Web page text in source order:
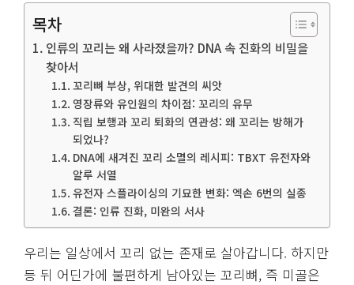
목차
인류의 꼬리는 왜 사라졌을까? DNA 속 진화의 비밀을
찾아서
꼬리뼈 부상, 위대한 발견의 씨앗
영장류와 유인원의 차이점: 꼬리의 유무
직립 보행과 꼬리 퇴화의 연관성: 왜 꼬리는 방해가
되었나?
DNA에 새겨진 꼬리 소멸의 레시피: TBXT 유전자와
알루 서열
유전자 스플라이싱의 기묘한 변화: 엑손 6번의 실종
결론: 인류 진화, 미완의 서사
우리는 일상에서 꼬리 없는 존재로 살아갑니다. 하지만
등 뒤 어딘가에 불편하게 남아있는 꼬리뼈, 즉 미골은